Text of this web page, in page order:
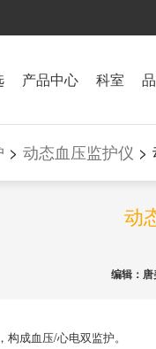
产品中心 科室
> 动态血压监护仪 >
动
编辑：
成血压/心电双监护。